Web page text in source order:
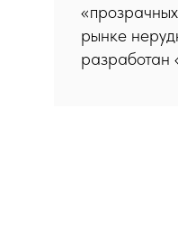
рынке
разработан